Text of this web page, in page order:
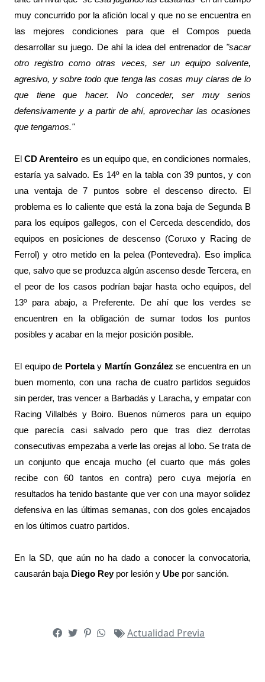
muy concurrido por la afición local y que no se encuentra en
las mejores condiciones para que el Compos pueda
desarrollar su juego. De ahí la idea del entrenador de "sacar
otro registro como otras veces, ser un equipo solvente,
agresivo, y sobre todo que tenga las cosas muy claras de lo
que tiene que hacer. No conceder, ser muy serios
defensivamente y a partir de ahí, aprovechar las ocasiones
que tengamos."
ElCD Arenteiro es un equipo que, en condiciones normales,
estaría ya salvado. Es 14º en la tabla con 39 puntos, y con
una ventaja de 7 puntos sobre el descenso directo. El
problema es lo caliente que está la zona baja de Segunda B
para los equipos gallegos, con el Cerceda descendido, dos
equipos en posiciones de descenso (Coruxo y Racing de
Ferrol) y otro metido en la pelea (Pontevedra). Eso implica
que, salvo que se produzca algún ascenso desde Tercera, en
el peor de los casos podrían bajar hasta ocho equipos, del
13º para abajo, a Preferente. De ahí que los verdes se
encuentren en la obligación de sumar todos los puntos
posibles y acabar en la mejor posición posible.
El equipo de Portelay Martín González se encuentra en un
buen momento, con una racha de cuatro partidos seguidos
sin perder, tras vencer a Barbadás y Laracha, y empatar con
Racing Villalbés y Boiro. Buenos números para un equipo
que parecía casi salvado pero que tras diez derrotas
consecutivas empezaba a verle las orejas al lobo. Se trata de
un conjunto que encaja mucho (el cuarto que más goles
recibe con 60 tantos en contra) pero cuya mejoría en
resultados ha tenido bastante que ver con una mayor solidez
defensiva en las últimas semanas, con dos goles encajados
en los últimos cuatro partidos.
En la SD, que aún no ha dado a conocer la convocatoria,
causarán baja Diego Reypor lesión y Ube por sanción.
Actualidad Previa